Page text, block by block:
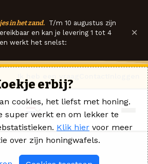
in het zand. T/m 10 augustus zijn
en kan je levering 1 tot 4
werkt het snelst:
×
erbij?
cookies, het liefst met honing.
super werkt en om lekker te
Klik hier voor meer
over zijn honingwafels.